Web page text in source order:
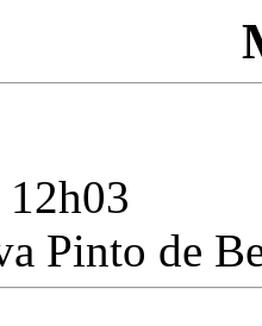
Pinto de